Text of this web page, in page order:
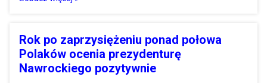
Rok po zaprzysiężeniu ponad połowa
Polaków ocenia prezydenturę
Nawrockiego pozytywnie